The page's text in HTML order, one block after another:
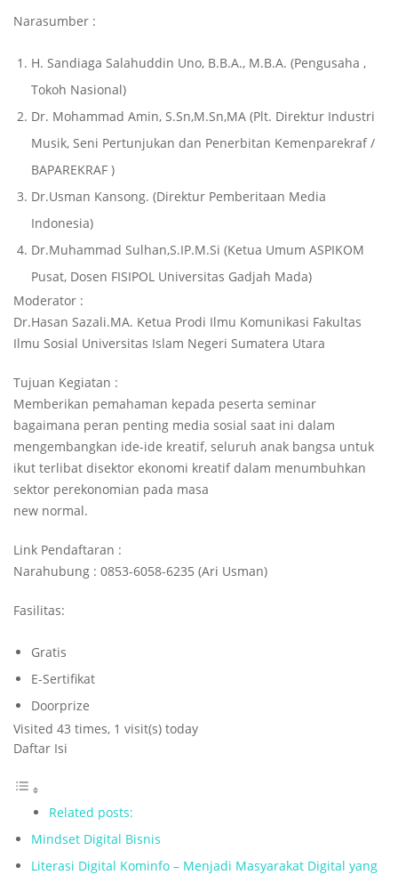
Narasumber :
H. Sandiaga Salahuddin Uno, B.B.A., M.B.A. (Pengusaha ,
Tokoh Nasional)
Dr. Mohammad Amin, S.Sn,M.Sn,MA (Plt. Direktur Industri
Musik, Seni Pertunjukan dan Penerbitan Kemenparekraf /
BAPAREKRAF )
Dr.Usman Kansong. (Direktur Pemberitaan Media
Indonesia)
Dr.Muhammad Sulhan,S.IP.M.Si (Ketua Umum ASPIKOM
Pusat, Dosen FISIPOL Universitas Gadjah Mada)
Moderator :
Dr.Hasan Sazali.MA. Ketua Prodi Ilmu Komunikasi Fakultas
Ilmu Sosial Universitas Islam Negeri Sumatera Utara
Tujuan Kegiatan :
Memberikan pemahaman kepada peserta seminar
bagaimana peran penting media sosial saat ini dalam
mengembangkan ide-ide kreatif, seluruh anak bangsa untuk
ikut terlibat disektor ekonomi kreatif dalam menumbuhkan
sektor perekonomian pada masa
new normal.
Link Pendaftaran :
Narahubung : 0853-6058-6235 (Ari Usman)
Fasilitas:
Gratis
E-Sertifikat
Doorprize
Visited 43 times, 1 visit(s) today
Daftar Isi
Related posts:
Mindset Digital Bisnis
Literasi Digital Kominfo – Menjadi Masyarakat Digital yang